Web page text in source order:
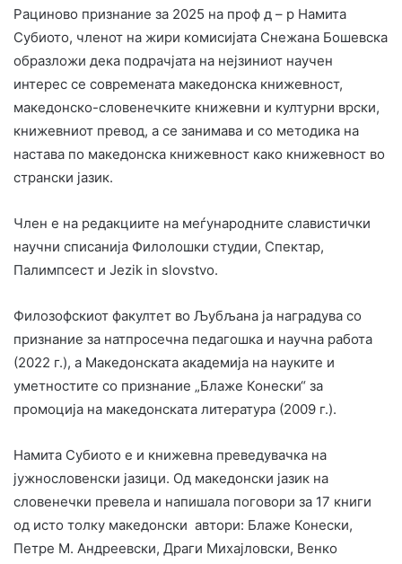
Рациново признание за 2025 на проф д – р Намита
Субиото, членот на жири комисијата Снежана Бошевска
образложи дека подрачјата на нејзиниот научен
интерес се современата македонска книжевност,
македонско-словенечките книжевни и културни врски,
книжевниот превод, а се занимава и со методика на
настава по македонска книжевност како книжевност во
странски јазик.
Член е на редакциите на меѓународните славистички
научни списанија Филолошки студии, Спектар,
Палимпсест и Jezik in slovstvo.
Филозофскиот факултет во Љубљана ја наградува со
признание за натпросечна педагошка и научна работа
(2022 г.), а Македонската академија на науките и
уметностите со признание „Блаже Конески“ за
промоција на македонската литература (2009 г.).
Намита Субиото е и книжевна преведувачка на
јужнословенски јазици. Од македонски јазик на
словенечки превела и напишала поговори за 17 книги
од исто толку македонски автори: Блаже Конески,
Петре М. Андреевски, Драги Михајловски, Венко